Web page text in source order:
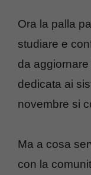
Ora la palla
studiare e
da
dedicata ai
novembre si
Ma a cosa
con la